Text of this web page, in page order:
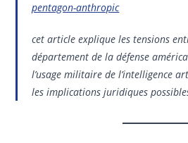
pentagon-anthropic
cet article explique les tensions
département de la défense
l’usage militaire de l’intelligence
les implications juridiques